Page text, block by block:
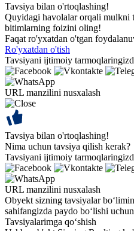
Tavsiya bilan o'rtoqlashing!
Quyidagi havolalar orqali mulkni
bitimlarning foizini oling!
Faqat ro'yxatdan o'tgan
Ro'yxatdan o'tish
Tavsiyani ijtimoiy
URL manzilini nusxalash
Tavsiya bilan o'rtoqlashing!
Nima uchun tavsiya qilish kerak?
Tavsiyani ijtimoiy
URL manzilini nusxalash
Obyekt sizning tavsiyalar
sahifangizda paydo bo‘lishi
Tavsiyalarimga qo‘shish